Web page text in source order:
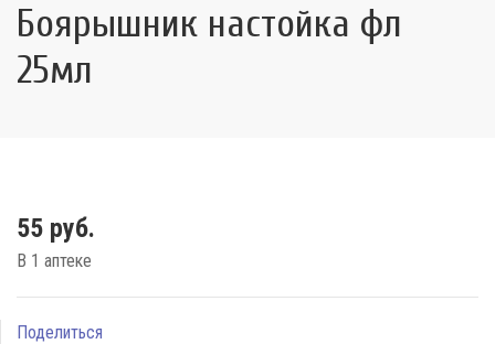
Боярышник настойка фл
25мл
55 руб.
В 1 аптеке
Поделиться